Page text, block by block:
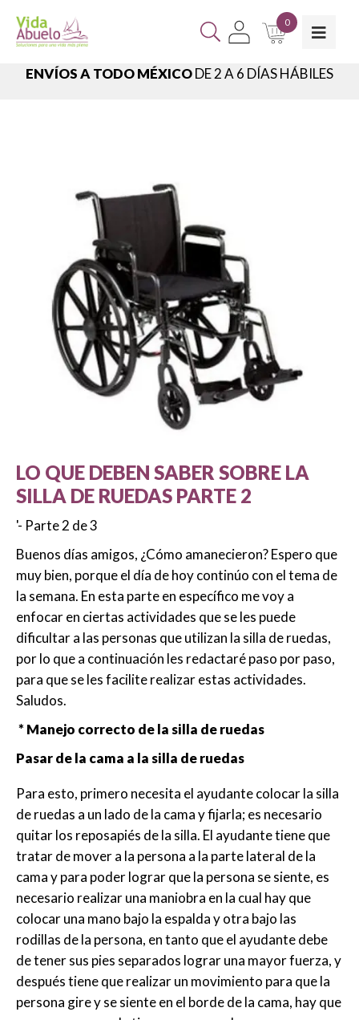
0
ENVÍOS A TODO MÉXICODE 2 A 6 DÍAS HÁBILES
LO QUE DEBEN SABER SOBRE LA
SILLA DE RUEDAS PARTE 2
'- Parte 2 de 3
Buenos días amigos, ¿Cómo amanecieron? Espero que
muy bien, porque el día de hoy continúo con el tema de
la semana. En esta parte en específico me voy a
enfocar en ciertas actividades que se les puede
dificultar a las personas que utilizan la silla de ruedas,
por lo que a continuación les redactaré paso por paso,
para que se les facilite realizar estas actividades.
Saludos.
* Manejo correcto de la silla de ruedas
Pasar de la cama a la silla de ruedas
Para esto, primero necesita el ayudante colocar la silla
de ruedas a un lado de la cama y fijarla; es necesario
quitar los reposapiés de la silla. El ayudante tiene que
tratar de mover a la persona a la parte lateral de la
cama y para poder lograr que la persona se siente, es
necesario realizar una maniobra en la cual hay que
colocar una mano bajo la espalda y otra bajo las
rodillas de la persona, en tanto que el ayudante debe
de tener sus pies separados lograr una mayor fuerza, y
después tiene que realizar un movimiento para que la
persona gire y se siente en el borde de la cama, hay que